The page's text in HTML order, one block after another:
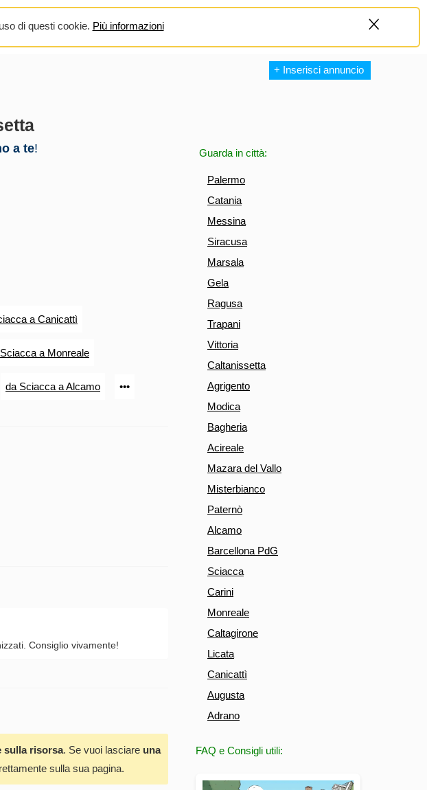
di questi cookie. Più informazioni
+
+ Inserisci annuncio
Guarda in città:
Palermo
Catania
Messina
Siracusa
Marsala
Gela
Ragusa
Trapani
Vittoria
Caltanissetta
Agrigento
Modica
Bagheria
Acireale
Mazara del Vallo
Misterbianco
Paternò
Alcamo
Barcellona PdG
Sciacca
Carini
Monreale
Caltagirone
Licata
Canicattì
Augusta
Adrano
FAQ e Consigli utili:
a te!
a Canicattì
a Monreale
da Sciacca a Alcamo •••
Consiglio vivamente!
sulla risorsa. Se vuoi lasciare una
sulla sua pagina.